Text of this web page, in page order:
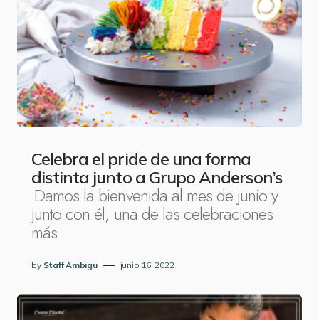
Celebra el pride de una forma
distinta junto a Grupo Anderson’s
Damos la bienvenida al mes de junio y
junto con él, una de las celebraciones
más
by Staff Ambigu junio 16, 2022